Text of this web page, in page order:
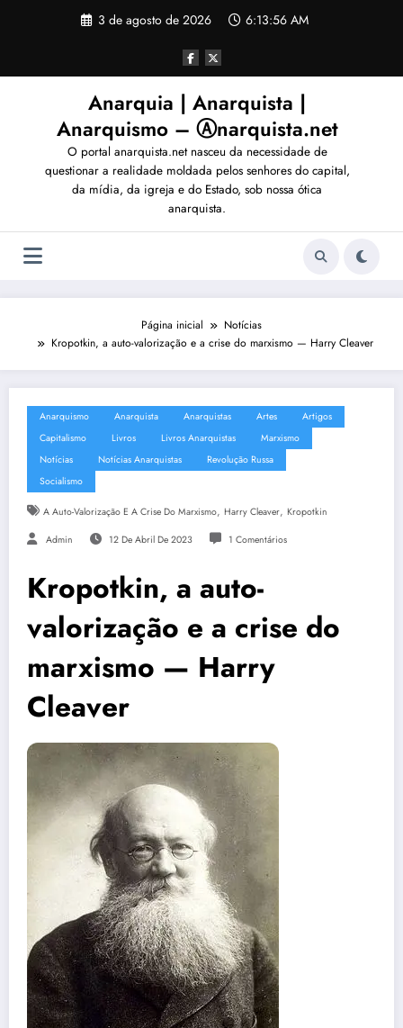
3 de agosto de 2026 6:13:57 AM
Anarquia | Anarquista |
Anarquismo – Ⓐnarquista.net
O portal anarquista.net nasceu da necessidade de
questionar a realidade moldada pelos senhores do capital,
da mídia, da igreja e do Estado, sob nossa ótica
anarquista.
Página inicial
Notícias
Kropotkin, a auto-valorização e a crise do marxismo — Harry Cleaver
Anarquismo Anarquista Anarquistas Artes
Artigos
Capitalismo
Livros Livros Anarquistas
Marxismo
Notícias
Notícias Anarquistas
Revolução Russa
Socialismo
A Auto-Valorização E A Crise Do Marxismo, Harry Cleaver, Kropotkin
Admin 12 De Abril De 2023 1 Comentários
Kropotkin, a auto-
valorização e a crise do
marxismo — Harry
Cleaver